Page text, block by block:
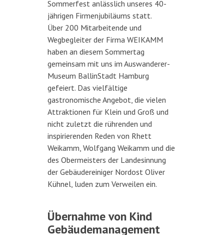
Sommerfest anlässlich unseres 40-
jährigen Firmenjubiläums statt.
Über 200 Mitarbeitende und
Wegbegleiter der Firma WEIKAMM
haben an diesem Sommertag
gemeinsam mit uns im Auswanderer-
Museum BallinStadt Hamburg
gefeiert. Das vielfältige
gastronomische Angebot, die vielen
Attraktionen für Klein und Groß und
nicht zuletzt die rührenden und
inspirierenden Reden von Rhett
Weikamm, Wolfgang Weikamm und die
des Obermeisters der Landesinnung
der Gebäudereiniger Nordost Oliver
Kühnel, luden zum Verweilen ein.
Übernahme von Kind
Gebäudemanagement